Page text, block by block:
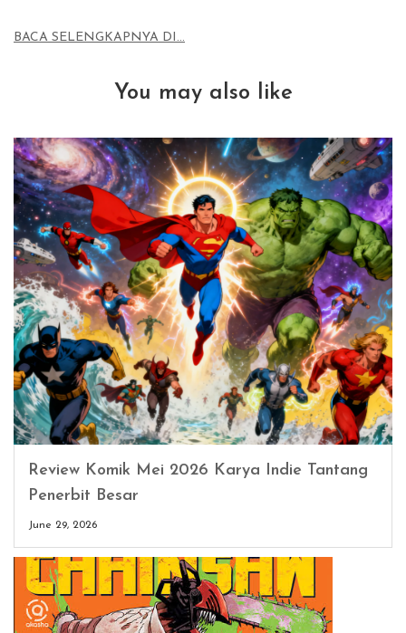
BACA SELENGKAPNYA DI…
You may also like
Review Komik Mei 2026 Karya Indie Tantang
Penerbit Besar
June 29, 2026